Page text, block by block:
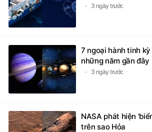
3 ngày trước
7 ngoại hành tinh
những năm gần đây
3 ngày trước
NASA phát hiện
trên sao Hỏa